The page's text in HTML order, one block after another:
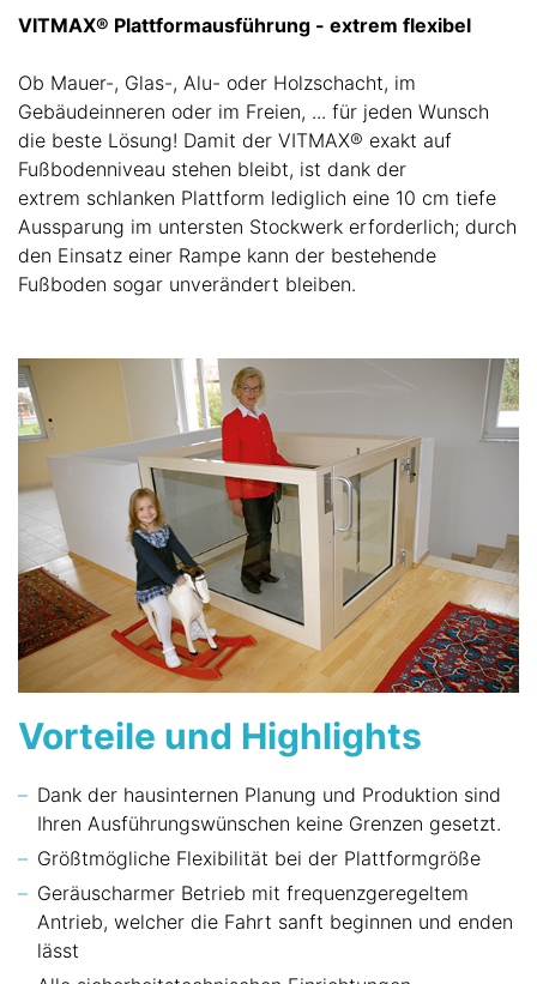
VITMAX® Plattformausführung - extrem flexibel
Ob Mauer-, Glas-, Alu- oder Holzschacht, im
Gebäudeinneren oder im Freien, ... für jeden Wunsch
die beste Lösung! Damit der VITMAX® exakt auf
Fußbodenniveau stehen bleibt, ist dank der
extrem schlanken Plattform lediglich eine 10 cm tiefe
Aussparung im untersten Stockwerk erforderlich; durch
den Einsatz einer Rampe kann der bestehende
Fußboden sogar unverändert bleiben.
Vorteile und Highlights
Dank der hausinternen Planung und Produktion sind
Ihren Ausführungswünschen keine Grenzen gesetzt.
Größtmögliche Flexibilität bei der Plattformgröße
Geräuscharmer Betrieb mit frequenzgeregeltem
Antrieb, welcher die Fahrt sanft beginnen und enden
lässt